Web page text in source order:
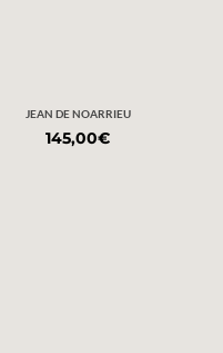
JEAN DE NOARRIEU
145,00€